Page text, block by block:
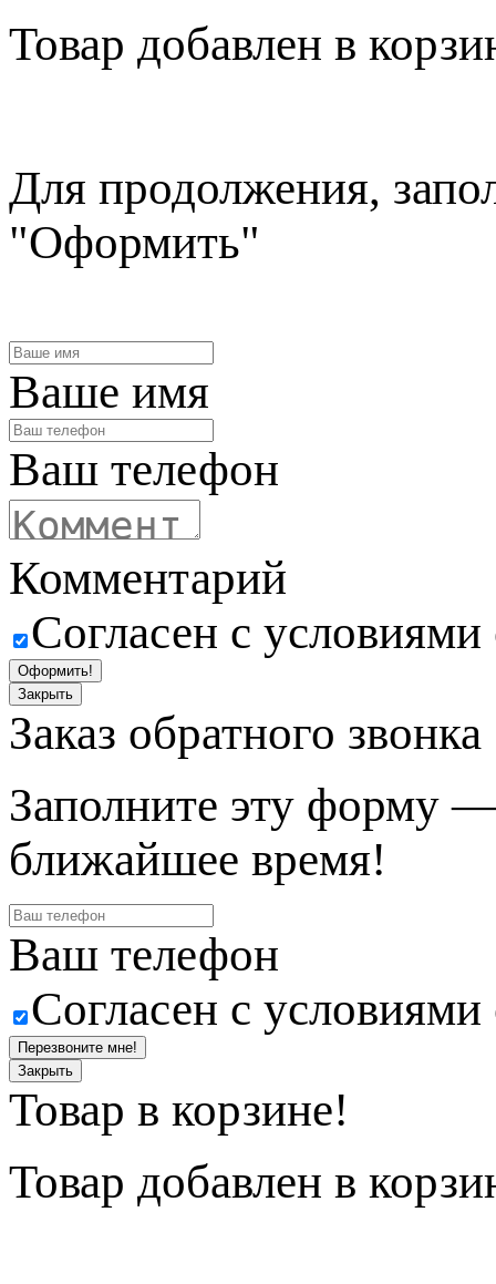
Товар добавлен в
Для продолжения,
"Оформить"
Ваше имя
Ваш телефон
Комментарий
Согласен с
Оформить!
Закрыть
Заказ обратного звонка
Заполните эту форму
ближайшее время!
Ваш телефон
Согласен с
Перезвоните мне!
Закрыть
Товар в корзине!
Товар добавлен в